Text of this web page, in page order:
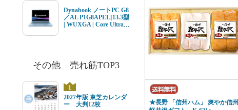
★長野 「信州ハム」 爽やか信州
ル 標準工事費込 単相
100V 15Aタイプ
Dynabook ノートPC G8
／AL P1G8APEL[13.3型
| WUXGA | Core Ultra 7
その他 売れ筋TOP3
1
2027年版 東芝カレンダ
ー 大判12枚